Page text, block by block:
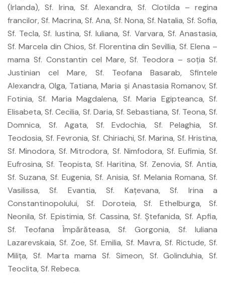
(Irlanda), Sf. Irina, Sf. Alexandra, Sf. Clotilda – regina
francilor, Sf. Macrina, Sf. Ana, Sf. Nona, Sf. Natalia, Sf. Sofia,
Sf. Tecla, Sf. Iustina, Sf. Iuliana, Sf. Varvara, Sf. Anastasia,
Sf. Marcela din Chios, Sf. Florentina din Sevillia, Sf. Elena –
mama Sf. Constantin cel Mare, Sf. Teodora – soţia Sf.
Justinian cel Mare, Sf. Teofana Basarab, Sfintele
Alexandra, Olga, Tatiana, Maria şi Anastasia Romanov, Sf.
Fotinia, Sf. Maria Magdalena, Sf. Maria Egipteanca, Sf.
Elisabeta, Sf. Cecilia, Sf. Daria, Sf. Sebastiana, Sf. Teona, Sf.
Domnica, Sf. Agata, Sf. Evdochia, Sf. Pelaghia, Sf.
Teodosia, Sf. Fevronia, Sf. Chiriachi, Sf. Marina, Sf. Hristina,
Sf. Minodora, Sf. Mitrodora, Sf. Nimfodora, Sf. Eufimia, Sf.
Eufrosina, Sf. Teopista, Sf. Haritina, Sf. Zenovia, Sf. Antia,
Sf. Suzana, Sf. Eugenia, Sf. Anisia, Sf. Melania Romana, Sf.
Vasilissa, Sf. Evantia, Sf. Kaţevana, Sf. Irina a
Constantinopolului, Sf. Doroteia, Sf. Ethelburga, Sf.
Neonila, Sf. Epistimia, Sf. Cassina, Sf. Ştefanida, Sf. Apfia,
Sf. Teofana Împărăteasa, Sf. Gorgonia, Sf. Iuliana
Lazarevskaia, Sf. Zoe, Sf. Emilia, Sf. Mavra, Sf. Rictude, Sf.
Miliţa, Sf. Marta mama Sf. Simeon, Sf. Golinduhia, Sf.
Teoclita, Sf. Rebeca.